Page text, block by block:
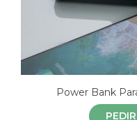
Power Bank